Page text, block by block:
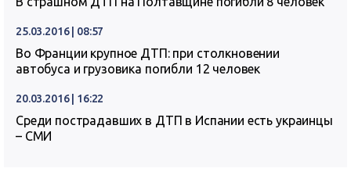
25.03.2016 | 08:57
Во Франции крупное ДТП: при столкновении
автобуса и грузовика погибли 12 человек
20.03.2016 | 16:22
Среди пострадавших в ДТП в Испании есть украинцы
– СМИ